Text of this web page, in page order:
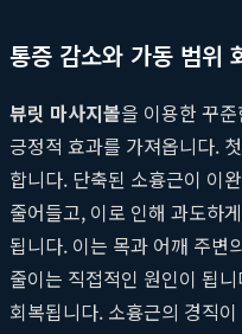
통증 감소와 가동 범위
뷰릿 마사지볼을 이용한 꾸
긍정적 효과를 가져옵니다.
합니다. 단축된 소흉근이 이
줄어들고, 이로 인해 과도하
됩니다. 이는 목과 어깨 주변
줄이는 직접적인 원인이 됩
회복됩니다. 소흉근의 경직